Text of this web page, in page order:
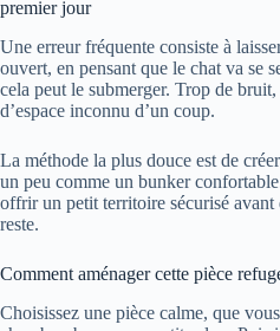
premier jour
Une erreur fréquente consiste à
ouvert, en pensant que le chat va se
cela peut le submerger. Trop de
d’espace inconnu d’un coup.
La méthode la plus douce est de
un peu comme un bunker
offrir un petit territoire sécurisé
reste.
Comment aménager cette pièce
Choisissez une pièce calme, que